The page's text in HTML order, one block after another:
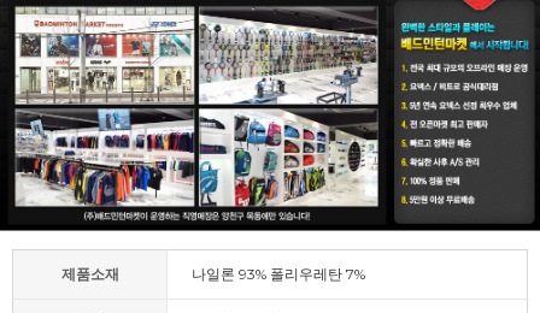
제품소재 나일론 93% 폴리우레탄 7%